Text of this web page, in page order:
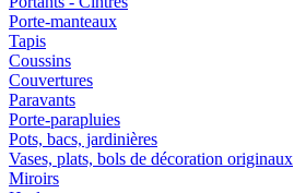
Porte-manteaux
Tapis
Coussins
Couvertures
Paravants
Porte-parapluies
Pots, bacs, jardinières
Vases, plats, bols de décoration originaux
Miroirs